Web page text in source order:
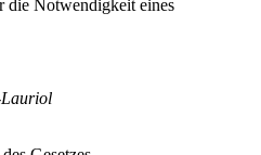
die Notwendigkeit eines